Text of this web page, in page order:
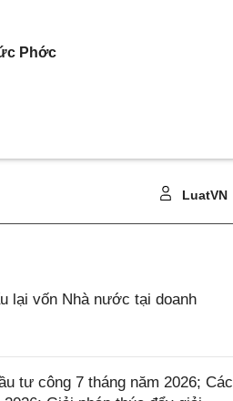
Phớc
LuatVN
lại vốn Nhà nước tại doanh
tư công 7 tháng năm 2026; Các